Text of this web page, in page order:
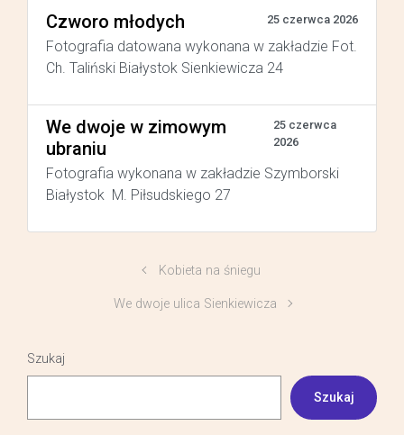
Czworo młodych 25 czerwca 2026
Fotografia datowana wykonana w zakładzie Fot.
Ch. Taliński Białystok Sienkiewicza 24
We dwoje w zimowym
ubraniu
25 czerwca
2026
Fotografia wykonana w zakładzie Szymborski
Białystok M. Piłsudskiego 27
Kobieta na śniegu
We dwoje ulica Sienkiewicza
Szukaj
Szukaj